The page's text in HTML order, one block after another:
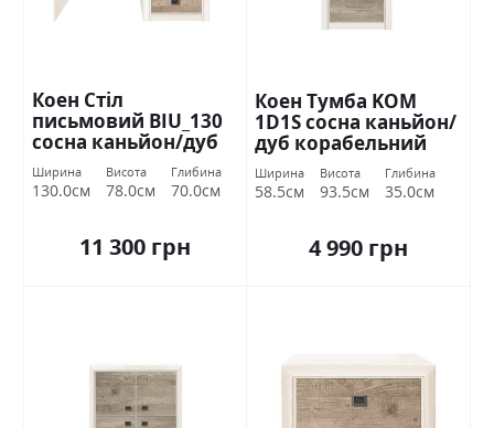
Коен Стіл
письмовий BIU_130
сосна каньйон/дуб
корабельний БРВ
Україна
Ширина
130.0см
Висота
78.0см
Глибина
70.0см
11 300 грн
Коен Тумба KOM
1D1S сосна каньйон/
дуб корабельний
БРВ Україна
Ширина
58.5см
Висота
93.5см
Глибина
35.0см
4 990 грн